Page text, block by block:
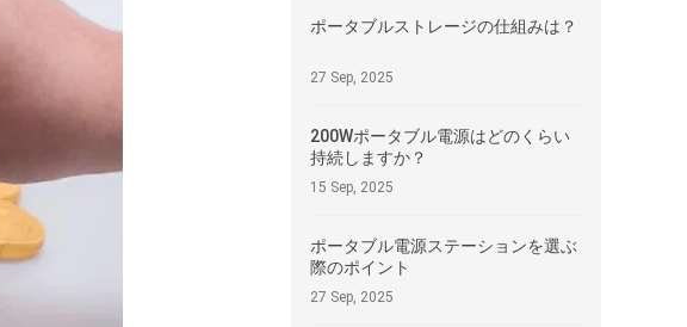
ポータブルストレージの仕組みは？
27 Sep, 2025
200Wポータブル電源はどのくらい
持続しますか？
15 Sep, 2025
ポータブル電源ステーションを選ぶ
際のポイント
27 Sep, 2025